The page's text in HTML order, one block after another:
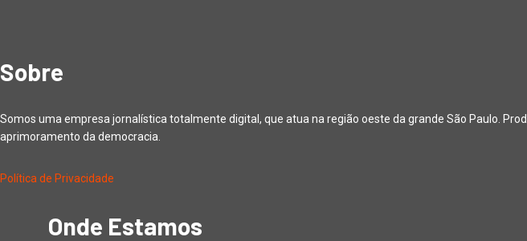
Sobre
Somos uma empresa jornalística totalmente digital, que atua na região oeste da grande São Paulo.
aprimoramento da democracia.
Política de Privacidade
Onde Estamos